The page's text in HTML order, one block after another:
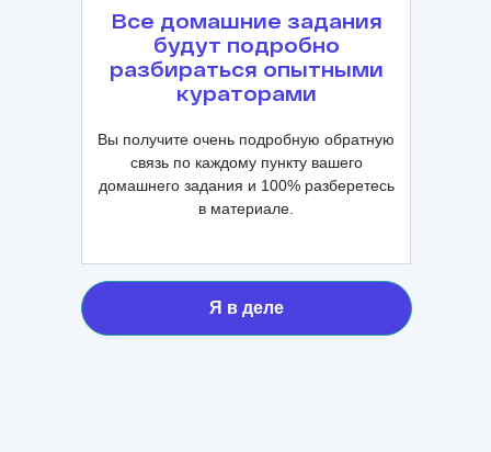
Все домашние задания
будут подробно
разбираться опытными
кураторами
Вы получите очень подробную обратную
связь по каждому пункту вашего
домашнего задания и 100% разберетесь
в материале.
Я в деле